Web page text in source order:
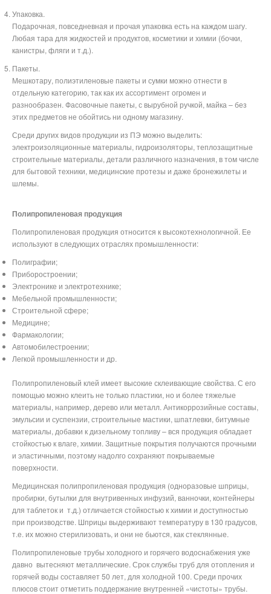
Упаковка.
Подарочная, повседневная и прочая упаковка есть на каждом шагу.
Любая тара для жидкостей и продуктов, косметики и химии (бочки,
канистры, фляги и т.д.).
Пакеты.
Мешкотару, полиэтиленовые пакеты и сумки можно отнести в
отдельную категорию, так как их ассортимент огромен и
разнообразен. Фасовочные пакеты, с вырубной ручкой, майка – без
этих предметов не обойтись ни одному магазину.
Среди других видов продукции из ПЭ можно выделить:
электроизоляционные материалы, гидроизоляторы, теплозащитные
строительные материалы, детали различного назначения, в том числе
для бытовой техники, медицинские протезы и даже бронежилеты и
шлемы.
Полипропиленовая продукция
Полипропиленовая продукция относится к высокотехнологичной. Ее
используют в следующих отраслях промышленности:
Полиграфии;
Приборостроении;
Электронике и электротехнике;
Мебельной промышленности;
Строительной сфере;
Медицине;
Фармакологии;
Автомобилестроении;
Легкой промышленности и др.
Полипропиленовый клей имеет высокие склеивающие свойства. С его
помощью можно клеить не только пластики, но и более тяжелые
материалы, например, дерево или металл. Антикоррозийные составы,
эмульсии и суспензии, строительные мастики, шпатлевки, битумные
материалы, добавки к дизельному топливу – вся продукция обладает
стойкостью к влаге, химии. Защитные покрытия получаются прочными
и эластичными, поэтому надолго сохраняют покрываемые
поверхности.
Медицинская полипропиленовая продукция (одноразовые шприцы,
пробирки, бутылки для внутривенных инфузий, ванночки, контейнеры
для таблеток и т.д.) отличается стойкостью к химии и доступностью
при производстве. Шприцы выдерживают температуру в 130 градусов,
т.е. их можно стерилизовать, и они не бьются, как стеклянные.
Полипропиленовые трубы холодного и горячего водоснабжения уже
давно вытесняют металлические. Срок службы труб для отопления и
горячей воды составляет 50 лет, для холодной 100. Среди прочих
плюсов стоит отметить поддержание внутренней «чистоты» трубы.